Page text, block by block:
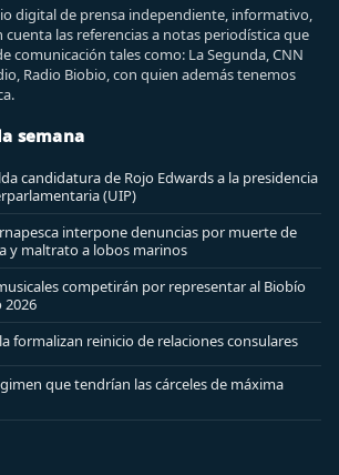
digital de prensa independiente, informativo,
cuenta las referencias a notas periodística que
comunicación tales como: La Segunda, CNN
Radio Biobio, con quien además tenemos
semana
candidatura de Rojo Edwards a la presidencia
(UIP)
interpone denuncias por muerte de
y maltrato a lobos marinos
competirán por representar al Biobío
2026
formalizan reinicio de relaciones consulares
que tendrían las cárceles de máxima